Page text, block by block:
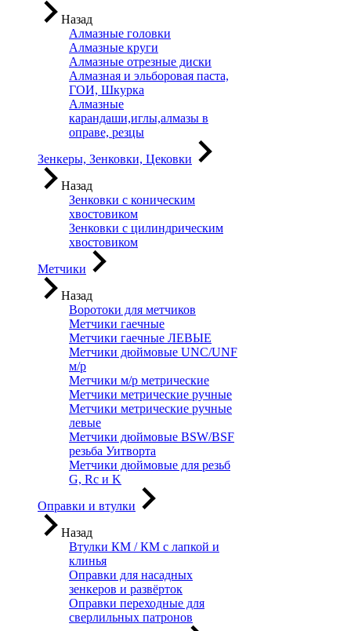
Назад
Алмазные головки
Алмазные круги
Алмазные отрезные диски
Алмазная и эльборовая паста,
ГОИ, Шкурка
Алмазные
карандаши,иглы,алмазы в
оправе, резцы
Зенкеры, Зенковки, Цековки
Назад
Зенковки с коническим
хвостовиком
Зенковки с цилиндрическим
хвостовиком
Метчики
Назад
Воротоки для метчиков
Метчики гаечные
Метчики гаечные ЛЕВЫЕ
Метчики дюймовые UNC/UNF
м/р
Метчики м/р метрические
Метчики метрические ручные
Метчики метрические ручные
левые
Метчики дюймовые BSW/BSF
резьба Уитворта
Метчики дюймовые для резьб
G, Rc и K
Оправки и втулки
Назад
Втулки КМ / КМ с лапкой и
клинья
Оправки для насадных
зенкеров и развёрток
Оправки переходные для
сверлильных патронов